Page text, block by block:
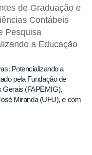
de Graduação e
Contábeis
Pesquisa
a Educação
Potencializando a
pela Fundação de
Gerais (FAPEMIG),
Miranda (UFU), e com